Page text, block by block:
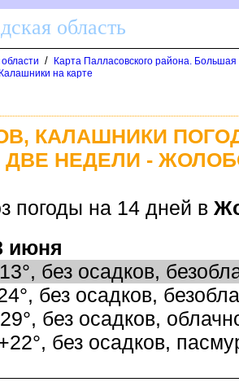
область
/
Карта Палласовского района.
на карте
КАЛАШНИКИ
ДВЕ НЕДЕЛИ -
погоды на 14 дней
июня
без осадков,
без осадков,
без осадков,
без осадков,